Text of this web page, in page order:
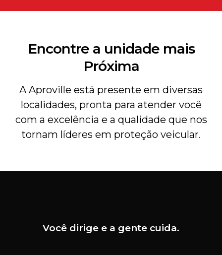
Encontre a unidade mais
Próxima
A Aproville está presente em diversas
localidades, pronta para atender você
com a excelência e a qualidade que nos
tornam líderes em proteção veicular.
Você dirige e a gente cuida.